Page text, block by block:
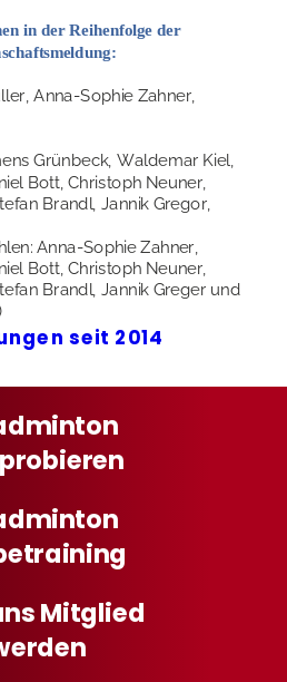
Mitglied
in der Reihenfolge der
Anna-Sophie Zahner,
Grünbeck, Waldemar Kiel,
Bott, Christoph Neuner,
Brandl, Jannik Gregor,
Anna-Sophie Zahner,
Bott, Christoph Neuner,
Brandl, Jannik Greger und
seit 2014